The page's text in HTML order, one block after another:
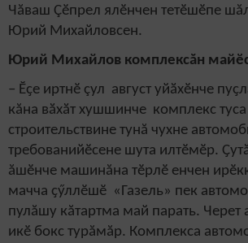
Чăваш Çӗпрел ялӗнчен тетӗшӗпе
Юрий Михайловсен.
Юрий Михайлов комплексăн
– Ӗҫе иртнӗ çул август уйӑхӗнче
кăна вӑхӑт хушшинче комплекс
строительствине тунă чухне
требованийӗсене шута илтӗмӗр.
ăшӗнче машинăна тӗрлӗ енчен
мачча ҫӳллӗшӗ « Газель» пек
пулăшу кăтартма май парать. Черет
икӗ бокс турăмăр. Комплекса